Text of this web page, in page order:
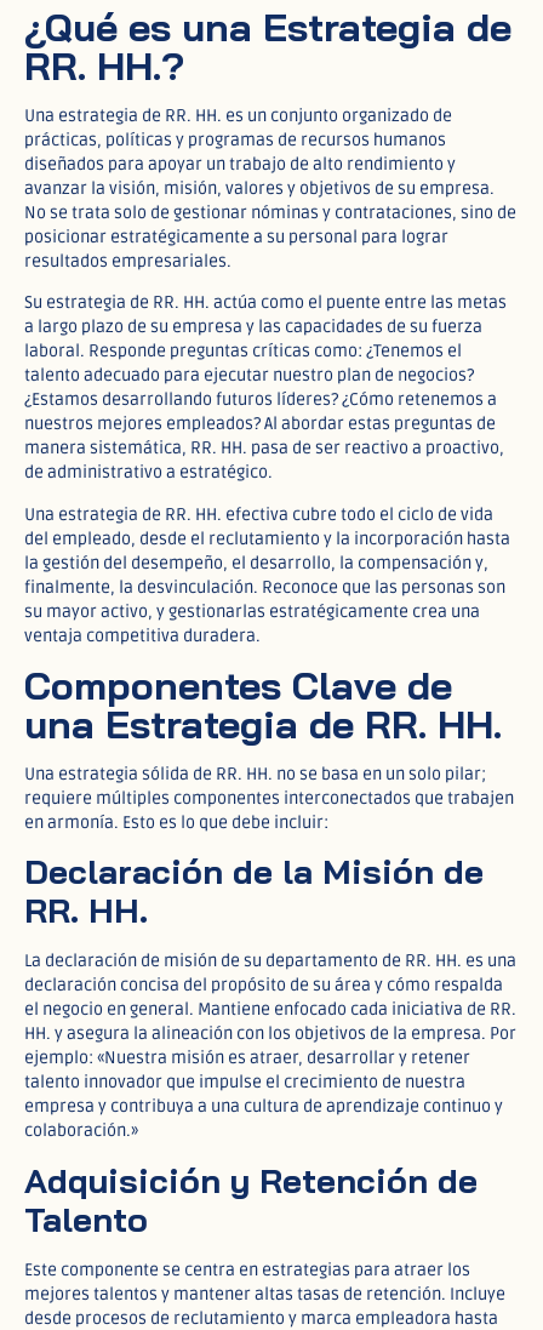
¿Qué es una Estrategia de
RR. HH.?
Una estrategia de RR. HH. es un conjunto organizado de
prácticas, políticas y programas de recursos humanos
diseñados para apoyar un trabajo de alto rendimiento y
avanzar la visión, misión, valores y objetivos de su empresa.
No se trata solo de gestionar nóminas y contrataciones, sino de
posicionar estratégicamente a su personal para lograr
resultados empresariales.
Su estrategia de RR. HH. actúa como el puente entre las metas
a largo plazo de su empresa y las capacidades de su fuerza
laboral. Responde preguntas críticas como: ¿Tenemos el
talento adecuado para ejecutar nuestro plan de negocios?
¿Estamos desarrollando futuros líderes? ¿Cómo retenemos a
nuestros mejores empleados? Al abordar estas preguntas de
manera sistemática, RR. HH. pasa de ser reactivo a proactivo,
de administrativo a estratégico.
Una estrategia de RR. HH. efectiva cubre todo el ciclo de vida
del empleado, desde el reclutamiento y la incorporación hasta
la gestión del desempeño, el desarrollo, la compensación y,
finalmente, la desvinculación. Reconoce que las personas son
su mayor activo, y gestionarlas estratégicamente crea una
ventaja competitiva duradera.
Componentes Clave de
una Estrategia de RR. HH.
Una estrategia sólida de RR. HH. no se basa en un solo pilar;
requiere múltiples componentes interconectados que trabajen
en armonía. Esto es lo que debe incluir:
Declaración de la Misión de
RR. HH.
La declaración de misión de su departamento de RR. HH. es una
declaración concisa del propósito de su área y cómo respalda
el negocio en general. Mantiene enfocado cada iniciativa de RR.
HH. y asegura la alineación con los objetivos de la empresa. Por
ejemplo: «Nuestra misión es atraer, desarrollar y retener
talento innovador que impulse el crecimiento de nuestra
empresa y contribuya a una cultura de aprendizaje continuo y
colaboración.»
Adquisición y Retención de
Talento
Este componente se centra en estrategias para atraer los
mejores talentos y mantener altas tasas de retención. Incluye
desde procesos de reclutamiento y marca empleadora hasta